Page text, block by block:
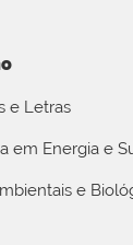
e Letras
em Energia e
e